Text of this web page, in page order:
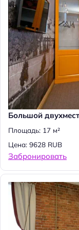
Большой
Площадь: 17 м²
Цена: 9628 RUB
Забронировать